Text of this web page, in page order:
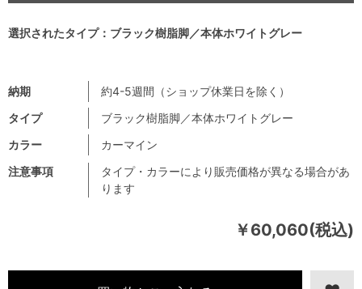
￥60,060(税込)
注意事項
タイプ・カラーにより販売価格が異なる場合があ
ります
納期
約4-5週間（ショップ休業日を除く）
タイプ
ブラック樹脂脚／本体ホワイトグレー
カラー
カーマイン
選択されたタイプ：ブラック樹脂脚／本体ホワイトグレー